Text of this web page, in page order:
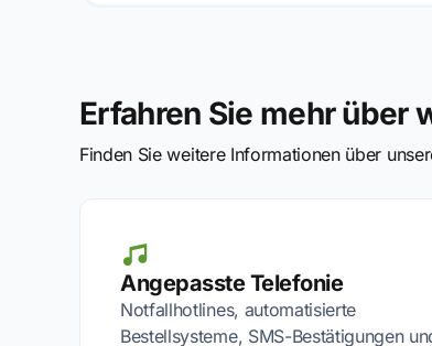
Erfahren Sie mehr über
Finden Sie weitere Informationen über
Angepasste Telefonie
Notfallhotlines, automatisierte
Bestellsysteme, SMS-Bestätigungen